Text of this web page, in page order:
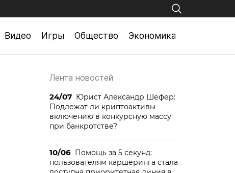
Видео Игры Общество Экономика
Лента новостей
24/07 Юрист Александр Шефер:
Подлежат ли криптоактивы
включению в конкурсную массу
при банкротстве?
10/06 Помощь за 5 секунд:
пользователям каршеринга стала